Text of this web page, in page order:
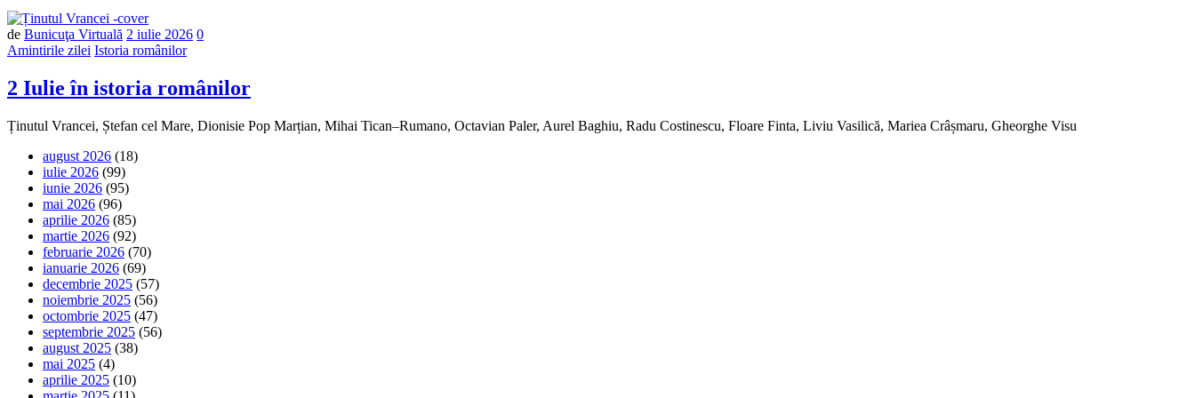
de Bunicuţa Virtuală 2 iulie 2026 Număr
0
Amintirile zilei Istoria românilor
2 Iulie în istoria românilor
Ținutul Vrancei, Ștefan cel Mare, Dionisie Pop Marțian, Mihai Tican–Rumano, Octavian Paler, Aurel Baghiu, Radu Costinescu, Floare Finta, Liviu Vasilică, Mariea Crâșmaru, Gheorghe Visu
august 2026 (18)
iulie 2026 (99)
iunie 2026 (95)
mai 2026 (96)
aprilie 2026 (85)
martie 2026 (92)
februarie 2026 (70)
ianuarie 2026 (69)
decembrie 2025 (57)
noiembrie 2025 (56)
octombrie 2025 (47)
septembrie 2025 (56)
august 2025 (38)
mai 2025 (4)
aprilie 2025 (10)